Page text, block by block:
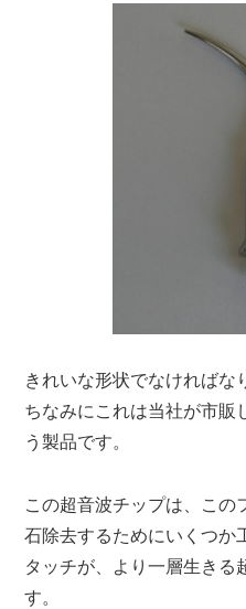
きれいな形状でなければな
ちなみにこれは当社が市販
う製品です。
この超音波チップは、この
石除去するためにいくつか
タッチが、より一層生きる
す。